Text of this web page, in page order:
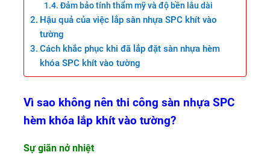
Đảm bảo tính thẩm mỹ và độ bền lâu dài
Hậu quả của việc lắp sàn nhựa SPC khít vào
tường
Cách khắc phục khi đã lắp đặt sàn nhựa hèm
khóa SPC khít vào tường
Vì sao không nên thi công sàn nhựa SPC
hèm khóa lắp khít vào tường?
Sự giãn nở nhiệt